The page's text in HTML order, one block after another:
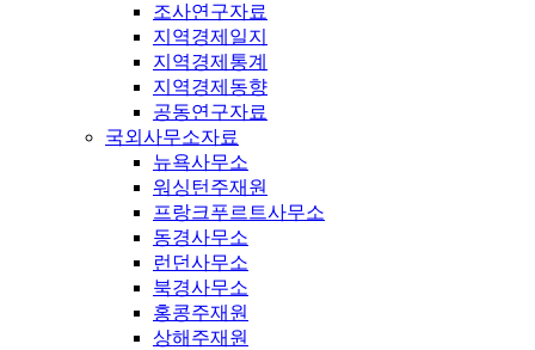
조사연구자료
지역경제일지
지역경제통계
지역경제동향
공동연구자료
국외사무소자료
뉴욕사무소
워싱턴주재원
프랑크푸르트사무소
동경사무소
런던사무소
북경사무소
홍콩주재원
상해주재원